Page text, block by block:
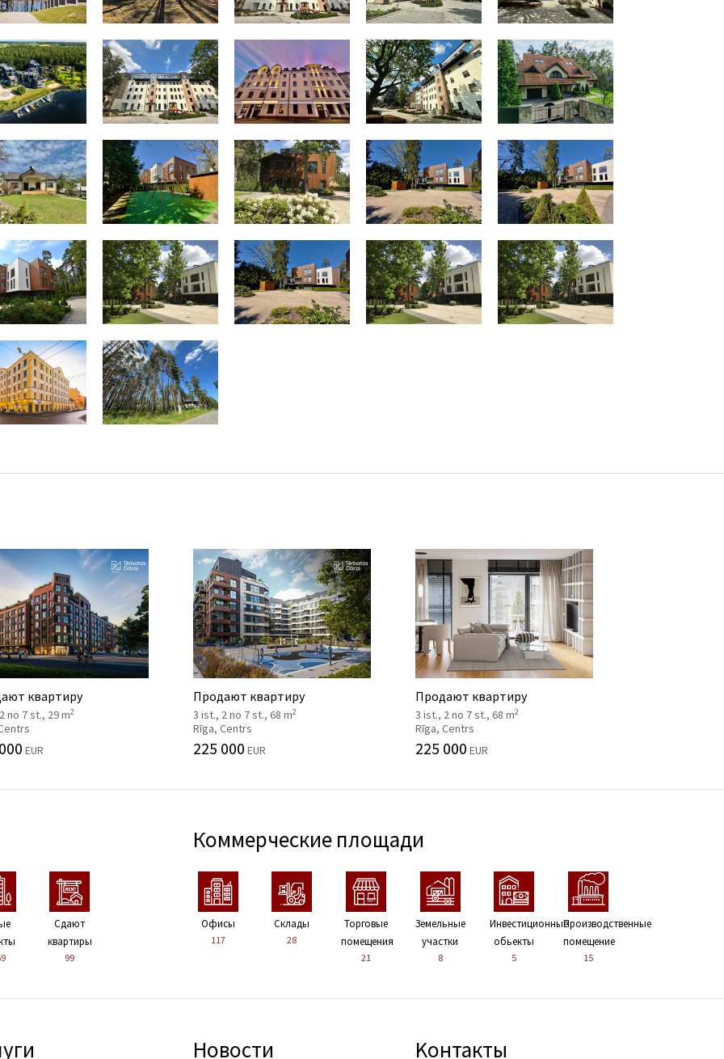
квартиру
no 7 st., 29 m2
EUR
Продают квартиру
3 ist., 2 no 7 st., 68 m2
Rīga, Centrs
225 000 EUR
Продают квартиру
3 ist., 2 no 7 st., 68 m2
Rīga, Centrs
225 000 EUR
Сдают
квартиры
99
Коммерческие площади
Офисы
117
Склады
28
Торговые
помещения
21
Земельные
участки
8
Инвестиционные
обьекты
5
Производственные
помещение
15
Новости Kонтакты